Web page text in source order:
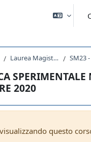
Laurea Magistrale
SPERIMENTALE
2020
questo